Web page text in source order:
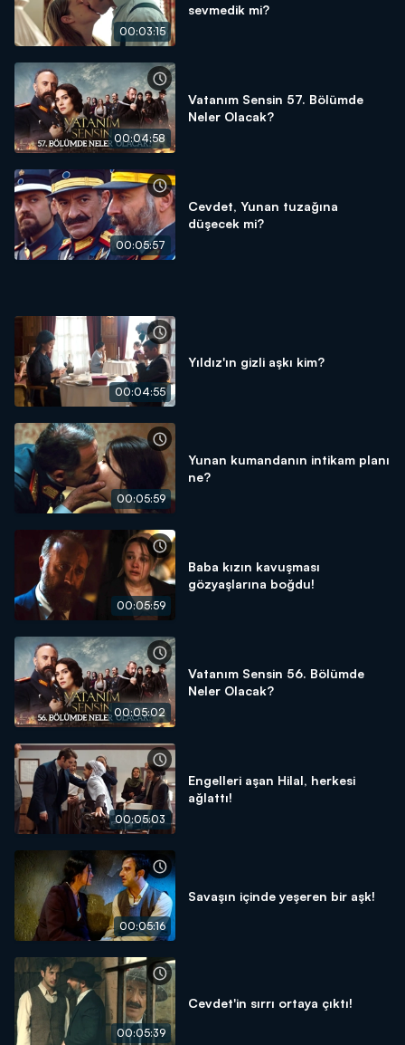
00:03:15
sevmedik mi?
00:04:58
Vatanım Sensin 57. Bölümde
Neler Olacak?
00:05:57
Cevdet, Yunan tuzağına
düşecek mi?
00:04:55
Yıldız'ın gizli aşkı kim?
00:05:59
Yunan kumandanın intikam planı
ne?
00:05:59
Baba kızın kavuşması
gözyaşlarına boğdu!
00:05:02
Vatanım Sensin 56. Bölümde
Neler Olacak?
00:05:03
Engelleri aşan Hilal, herkesi
ağlattı!
00:05:16
Savaşın içinde yeşeren bir aşk!
00:05:39
Cevdet'in sırrı ortaya çıktı!